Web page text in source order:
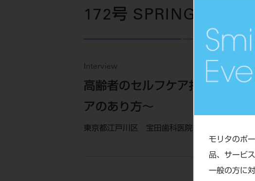
モリタのポ
品、サービ
一般の方に
172号 SPRING
Interview
高齢者のセルフケア指導は歯科
アのあり方～
東京都江戸川区 宝田歯科医院 院長 宝田 恭子